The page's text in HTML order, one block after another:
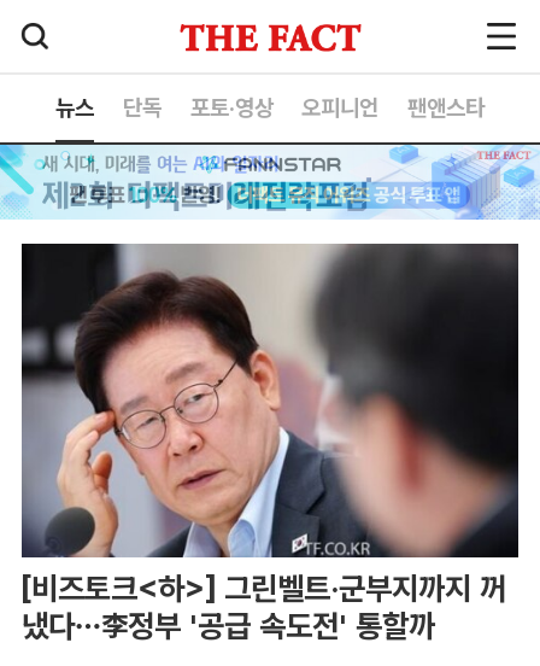
뉴스 단독 포토·영상 오피니언 팬앤스타
[비즈토크<하>] 그린벨트·군부지까지 꺼
냈다…李정부 '공급 속도전' 통할까